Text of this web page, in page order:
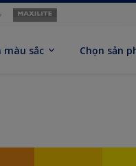
màu sắc Chọn sản